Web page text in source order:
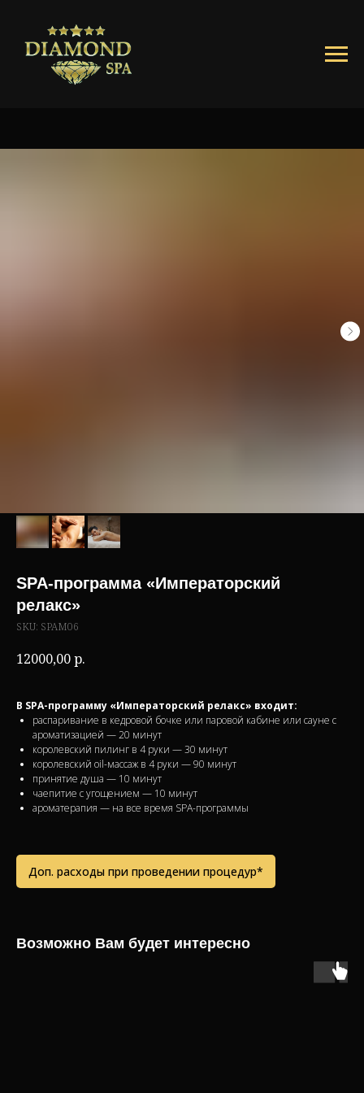
SPA-программа «Императорский
релакс»
SKU: SPAM06
12000,00р.
В SPA-программу «Императорский релакс» входит:
распаривание в кедровой бочке или паровой кабине или сауне с
ароматизацией — 20 минут
королевский пилинг в 4 руки — 30 минут
королевский oil-массаж в 4 руки — 90 минут
принятие душа — 10 минут
чаепитие с угощением — 10 минут
ароматерапия — на все время SPA-программы
Доп. расходы при проведении процедур*
Возможно Вам будет интересно